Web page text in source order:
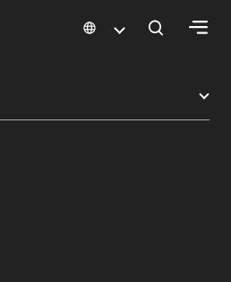
樟宜机场购物指南 购物详情